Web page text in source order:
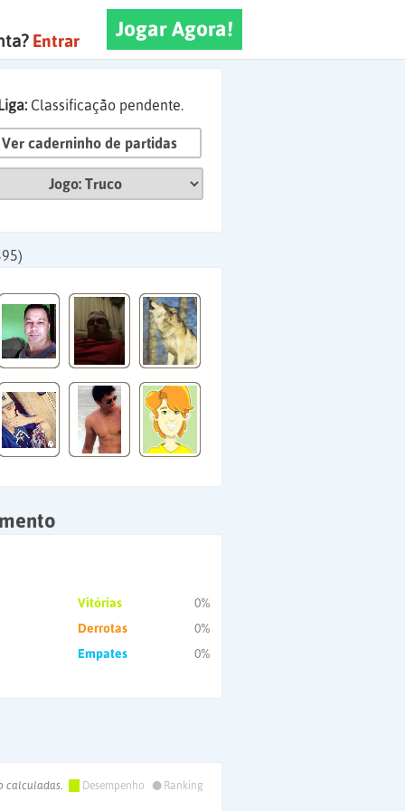
Jogar Agora!
Entrar
Classificação pendente.
Ver caderninho de partidas
Vitórias
0%
Derrotas
0%
Empates
0%
calculadas. Desempenho •
Ranking